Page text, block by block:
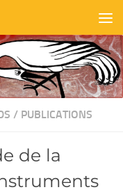
/ PUBLICATIONS
de la